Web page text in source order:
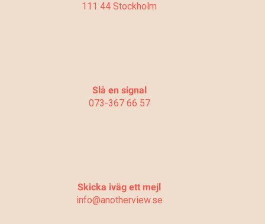
111 44 Stockholm
Slå en signal
073-367 66 57
Skicka iväg ett mejl
info@anotherview.se